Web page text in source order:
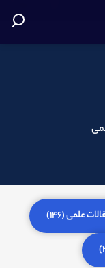
علمی (146)